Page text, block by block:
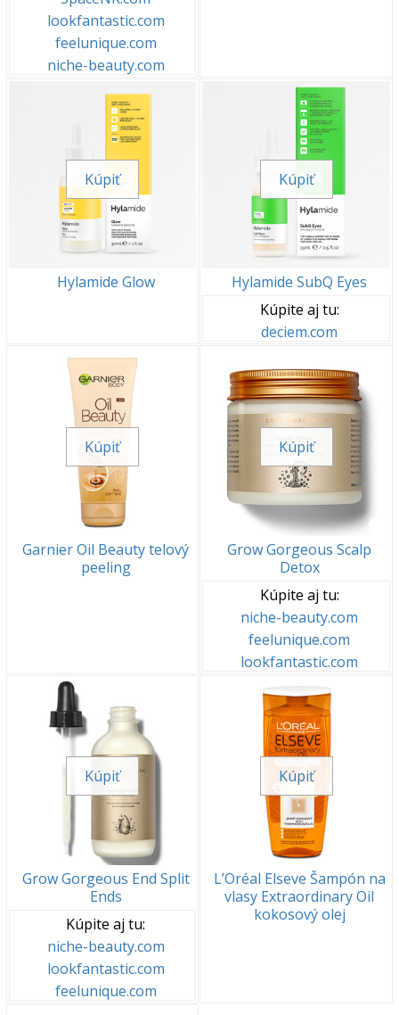
lookfantastic.com
feelunique.com
niche-beauty.com
Kúpiť
Hylamide Glow
Kúpiť
Hylamide SubQ Eyes
Kúpite aj tu:
deciem.com
Kúpiť
Garnier Oil Beauty telový
peeling
Kúpiť
Grow Gorgeous Scalp
Detox
Kúpite aj tu:
niche-beauty.com
feelunique.com
lookfantastic.com
Kúpiť
Grow Gorgeous End Split
Ends
Kúpite aj tu:
niche-beauty.com
lookfantastic.com
feelunique.com
Kúpiť
L’Oréal Elseve Šampón na
vlasy Extraordinary Oil
kokosový olej